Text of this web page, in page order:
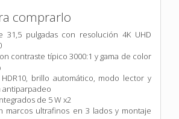
comprarlo
31,5 pulgadas con resolución 4K UHD
contraste típico 3000:1 y gama de color
brillo automático, modo lector y
de 5 W x2
marcos ultrafinos en 3 lados y montaje